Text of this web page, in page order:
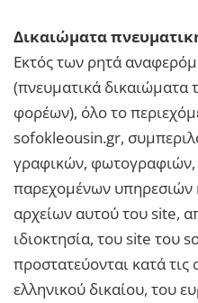
Δικαιώματα
Εκτός των ρητά
(πνευματικά δικαιώματα
φορέων), όλο το
sofokleousin.gr,
γραφικών, φωτογραφιών,
παρεχομένων υπηρεσιών
αρχείων αυτού του site,
ιδιοκτησία, του site του
προστατεύονται κατά τις
ελληνικού δικαίου, του